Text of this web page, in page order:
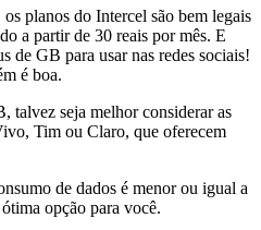
planos do Intercel são bem legais
a partir de 30 reais por mês. E
de GB para usar nas redes sociais!
é boa.
talvez seja melhor considerar as
Tim ou Claro, que oferecem
de dados é menor ou igual a
opção para você.